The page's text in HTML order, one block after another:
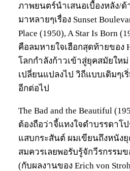
ภาพยนตร์นำเสนอเบื้องหลัง/ด้
มาหลายๆเรื่อง Sunset
Place (1950), A Star Is Born
คือลมหายใจเฮือกสุดท้ายของ
โลกกำลังก้าวเข้าสู่ยุคสมัยให
เปลี่ยนแปลงไป วิถีแบบเดิมๆเ
อีกต่อไป
The Bad and the Beautiful
ต้องถือว่าจี้แทงใจดำบรรดาโ
แสบกระสันต์ ผมเขียนถึงหนัง
สมควรเลยพอรับรู้จักวีรกรรมข
(กับผลงานของ Erich von